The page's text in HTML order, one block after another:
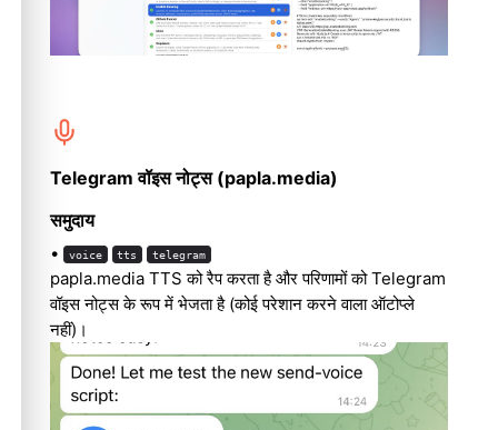
Telegram वॉइस नोट्स (papla.media)
समुदाय
• voice tts telegram
papla.media TTS को रैप करता है और परिणामों को Telegram
वॉइस नोट्स के रूप में भेजता है (कोई परेशान करने वाला ऑटोप्ले
नहीं)।